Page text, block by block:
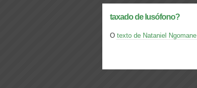
taxado de lusófono?
O texto de Nataniel Ngomane